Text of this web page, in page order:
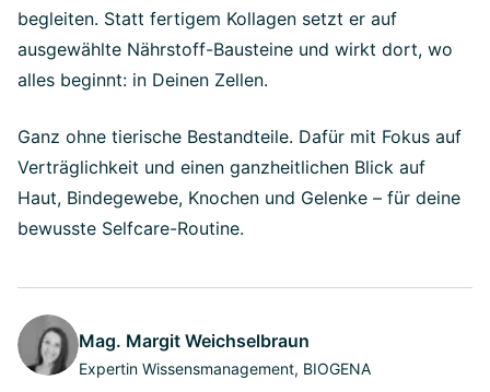
begleiten. Statt fertigem Kollagen setzt er auf
ausgewählte Nährstoff-Bausteine und wirkt dort, wo
alles beginnt: in Deinen Zellen.
Ganz ohne tierische Bestandteile. Dafür mit Fokus auf
Verträglichkeit und einen ganzheitlichen Blick auf
Haut, Bindegewebe, Knochen und Gelenke – für deine
bewusste Selfcare-Routine.
Mag. Margit Weichselbraun
Expertin Wissensmanagement, BIOGENA